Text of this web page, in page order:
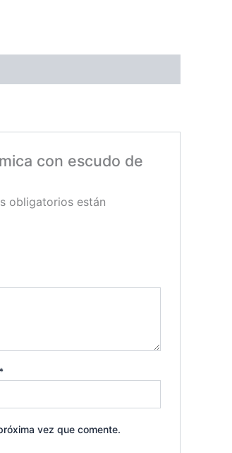
con escudo de
obligatorios están
*
vez que comente.